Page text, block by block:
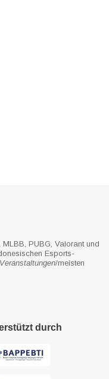
PUBG, Valorant und
Esports-
Veranstaltungen/meisten
durch